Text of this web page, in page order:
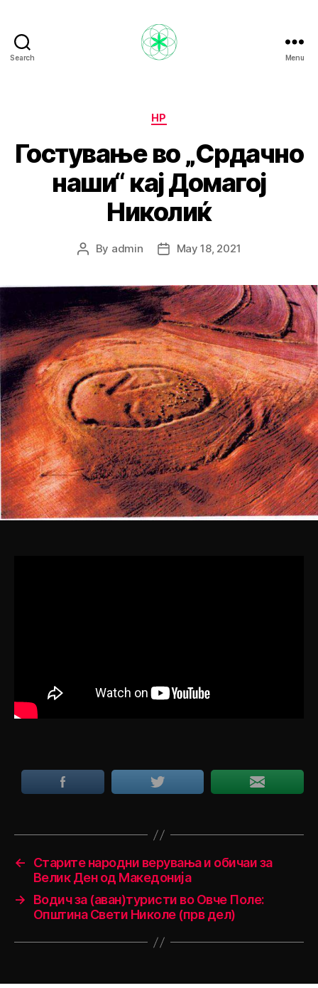
Search Menu
Categories
НР
Гостување во „Срдачно
наши“ кај Домагој
Николиќ
Post
By admin
PostMay 18, 2021
←
Старите народни верувања и обичаи за
Велик Ден од Македонија
→
Водич за (аван)туристи во Овче Поле:
Општина Свети Николе (прв дел)